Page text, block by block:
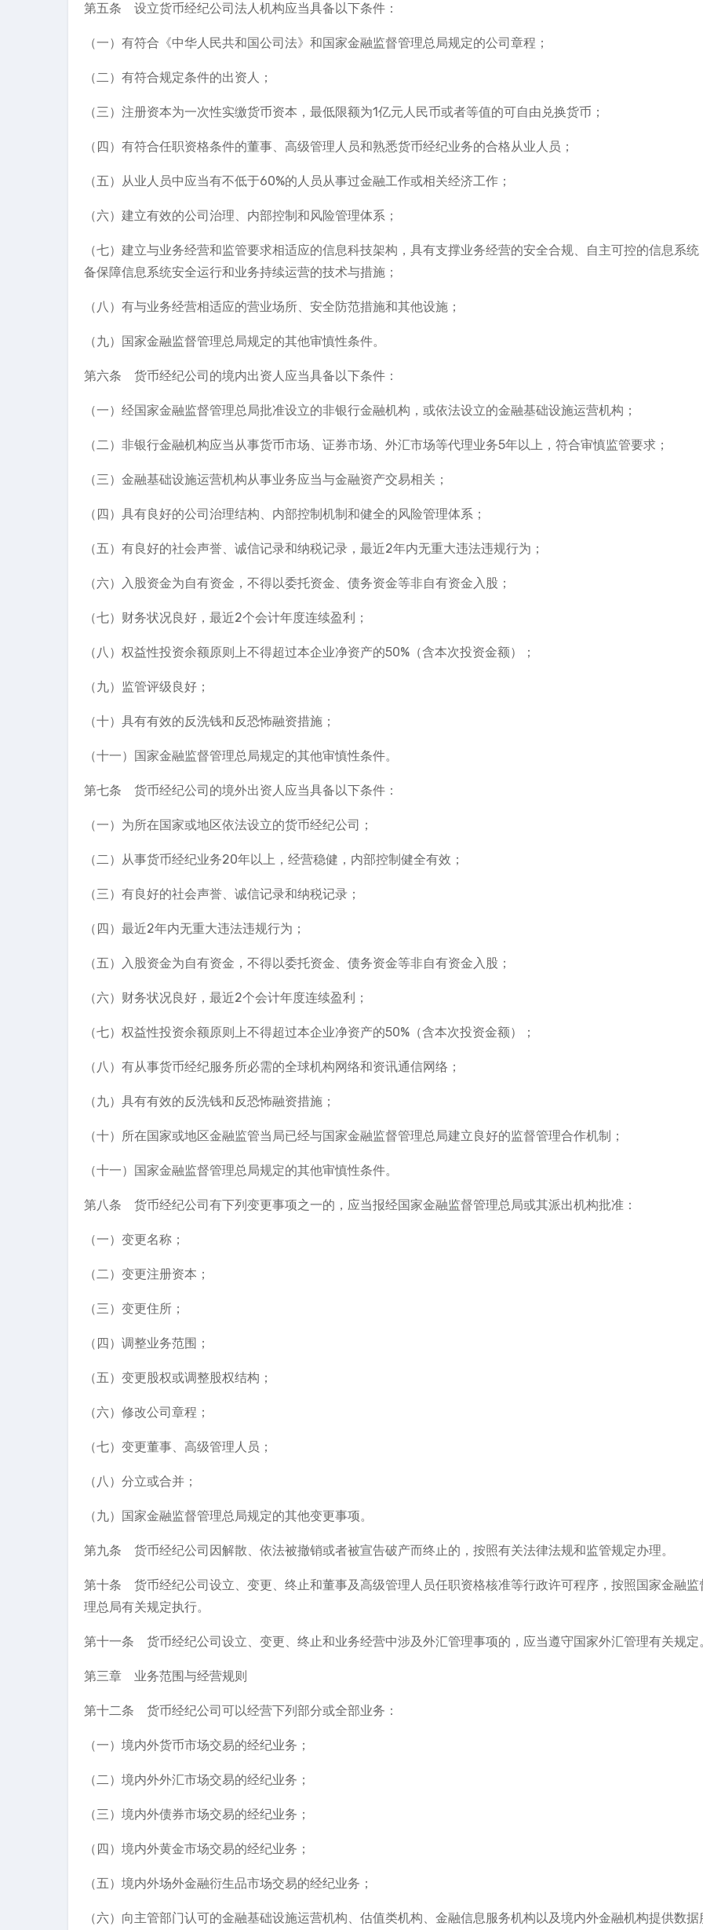
第五条 设立货币经纪公司法人机构应当具备以下条件：
（一）有符合《中华人民共和国公司法》和国家金融监督管理总局规定的公司章程；
（二）有符合规定条件的出资人；
（三）注册资本为一次性实缴货币资本，最低限额为1亿元人民币或者等值的可自由兑换货币；
（四）有符合任职资格条件的董事、高级管理人员和熟悉货币经纪业务的合格从业人员；
（五）从业人员中应当有不低于60%的人员从事过金融工作或相关经济工作；
（六）建立有效的公司治理、内部控制和风险管理体系；
（七）建立与业务经营和监管要求相适应的信息科技架构，具有支撑业务经营的安全合规、自主可控的信息系统
备保障信息系统安全运行和业务持续运营的技术与措施；
（八）有与业务经营相适应的营业场所、安全防范措施和其他设施；
（九）国家金融监督管理总局规定的其他审慎性条件。
第六条 货币经纪公司的境内出资人应当具备以下条件：
（一）经国家金融监督管理总局批准设立的非银行金融机构，或依法设立的金融基础设施运营机构；
（二）非银行金融机构应当从事货币市场、证券市场、外汇市场等代理业务5年以上，符合审慎监管要求；
（三）金融基础设施运营机构从事业务应当与金融资产交易相关；
（四）具有良好的公司治理结构、内部控制机制和健全的风险管理体系；
（五）有良好的社会声誉、诚信记录和纳税记录，最近2年内无重大违法违规行为；
（六）入股资金为自有资金，不得以委托资金、债务资金等非自有资金入股；
（七）财务状况良好，最近2个会计年度连续盈利；
（八）权益性投资余额原则上不得超过本企业净资产的50%（含本次投资金额）；
（九）监管评级良好；
（十）具有有效的反洗钱和反恐怖融资措施；
（十一）国家金融监督管理总局规定的其他审慎性条件。
第七条 货币经纪公司的境外出资人应当具备以下条件：
（一）为所在国家或地区依法设立的货币经纪公司；
（二）从事货币经纪业务20年以上，经营稳健，内部控制健全有效；
（三）有良好的社会声誉、诚信记录和纳税记录；
（四）最近2年内无重大违法违规行为；
（五）入股资金为自有资金，不得以委托资金、债务资金等非自有资金入股；
（六）财务状况良好，最近2个会计年度连续盈利；
（七）权益性投资余额原则上不得超过本企业净资产的50%（含本次投资金额）；
（八）有从事货币经纪服务所必需的全球机构网络和资讯通信网络；
（九）具有有效的反洗钱和反恐怖融资措施；
（十）所在国家或地区金融监管当局已经与国家金融监督管理总局建立良好的监督管理合作机制；
（十一）国家金融监督管理总局规定的其他审慎性条件。
第八条 货币经纪公司有下列变更事项之一的，应当报经国家金融监督管理总局或其派出机构批准：
（一）变更名称；
（二）变更注册资本；
（三）变更住所；
（四）调整业务范围；
（五）变更股权或调整股权结构；
（六）修改公司章程；
（七）变更董事、高级管理人员；
（八）分立或合并；
（九）国家金融监督管理总局规定的其他变更事项。
第九条 货币经纪公司因解散、依法被撤销或者被宣告破产而终止的，按照有关法律法规和监管规定办理。
第十条 货币经纪公司设立、变更、终止和董事及高级管理人员任职资格核准等行政许可程序，按照国家金融监
理总局有关规定执行。
第十一条 货币经纪公司设立、变更、终止和业务经营中涉及外汇管理事项的，应当遵守国家外汇管理有关规定
第三章 业务范围与经营规则
第十二条 货币经纪公司可以经营下列部分或全部业务：
（一）境内外货币市场交易的经纪业务；
（二）境内外外汇市场交易的经纪业务；
（三）境内外债券市场交易的经纪业务；
（四）境内外黄金市场交易的经纪业务；
（五）境内外场外金融衍生品市场交易的经纪业务；
（六）向主管部门认可的金融基础设施运营机构、估值类机构、金融信息服务机构以及境内外金融机构提供数据